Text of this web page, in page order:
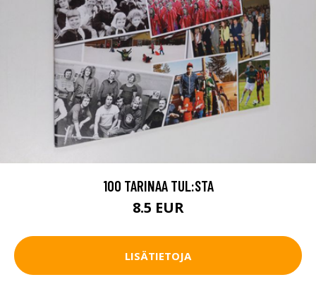
100 TARINAA TUL:STA
8.5 EUR
LISÄTIETOJA